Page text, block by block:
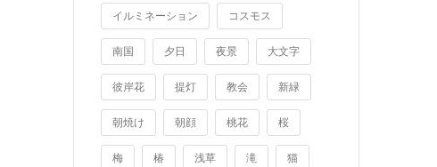
イルミネーション コスモス
南国 夕日 夜景 大文字
彼岸花 提灯 教会 新緑
朝焼け 朝顔 桃花 桜
梅 椿 浅草 滝 猫